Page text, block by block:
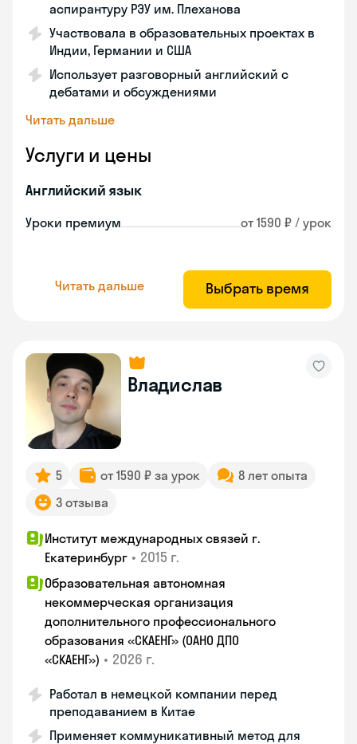
аспирантуру РЭУ им. Плеханова
Участвовала в образовательных проектах в
Индии, Германии и США
Использует разговорный английский с
дебатами и обсуждениями
Читать дальше
Услуги и цены
Английский язык
Уроки премиум от 1590 ₽ / урок
Читать дальше Выбрать время
Владислав
5 от 1590 ₽ за урок
8 лет опыта
3 отзыва
Институт международных связей г.
Екатеринбург • 2015 г.
Образовательная автономная
некоммерческая организация
дополнительного профессионального
образования «СКАЕНГ» (ОАНО ДПО
«СКАЕНГ») • 2026 г.
Работал в немецкой компании перед
преподаванием в Китае
Применяет коммуникативный метод для